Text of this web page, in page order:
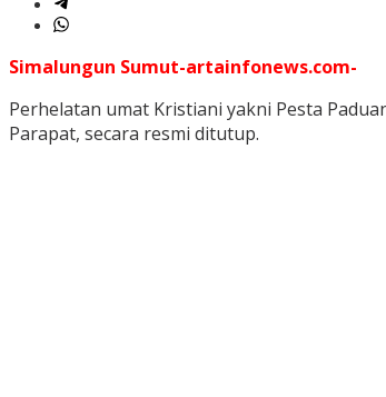
Simalungun Sumut-artainfonews.com-
Perhelatan umat Kristiani yakni Pesta
Parapat, secara resmi ditutup.